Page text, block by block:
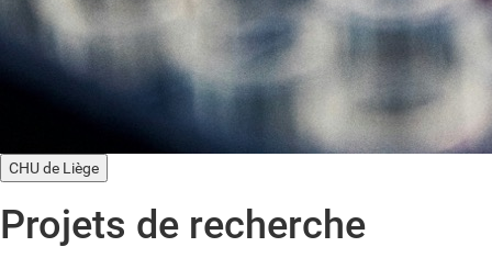
CHU de Liège
Projets de recherche